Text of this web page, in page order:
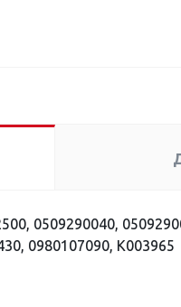
0509290040,
0980107090, K003965